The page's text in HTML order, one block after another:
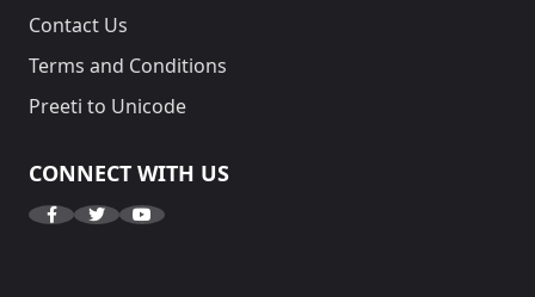
Contact Us
Terms and Conditions
Preeti to Unicode
CONNECT WITH US